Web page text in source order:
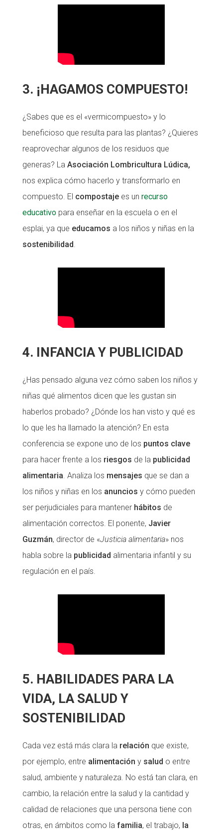
3. ¡HAGAMOS COMPUESTO!
¿Sabes que es el «vermicompuesto» y lo
beneficioso que resulta para las plantas? ¿Quieres
reaprovechar algunos de los residuos que
generas? La Asociación Lombricultura Lúdica,
nos explica cómo hacerlo y transformarlo en
compuesto. El compostajees un recurso
educativopara enseñar en la escuela o en el
esplai, ya que educamos a los niños y niñas en la
sostenibilidad.
4. INFANCIA Y PUBLICIDAD
¿Has pensado alguna vez cómo saben los niños y
niñas qué alimentos dicen que les gustan sin
haberlos probado? ¿Dónde los han visto y qué es
lo que les ha llamado la atención? En esta
conferencia se expone uno de los puntos clave
para hacer frente a los riesgos de la publicidad
alimentaria. Analiza los mensajes que se dan a
los niños y niñas en los anuncios y cómo pueden
ser perjudiciales para mantener hábitos de
alimentación correctos. El ponente, Javier
Guzmán, director de «Justicia alimentaria» nos
habla sobre la publicidad alimentaria infantil y su
regulación en el país.
5. HABILIDADES PARA LA
VIDA, LA SALUD Y
SOSTENIBILIDAD
Cada vez está más clara la relación que existe,
por ejemplo, entre alimentación y salud o entre
salud, ambiente y naturaleza. No está tan clara, en
cambio, la relación entre la salud y la cantidad y
calidad de relaciones que una persona tiene con
otras, en ámbitos como la familia, el trabajo, la